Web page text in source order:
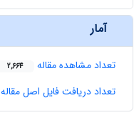
آمار
تعداد مشاهده مقاله 2,664
تعداد دریافت فایل اصل مقاله